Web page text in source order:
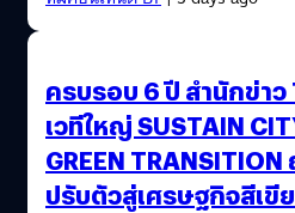
ครบรอบ 6 ปี สำนักข่าว
เวทีใหญ่ SUSTAIN
GREEN
ปรับตัวสู่เศรษฐกิจสีเขี